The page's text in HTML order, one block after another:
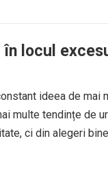
locul
ideea de mai
multe tendințe de
ci din alegeri